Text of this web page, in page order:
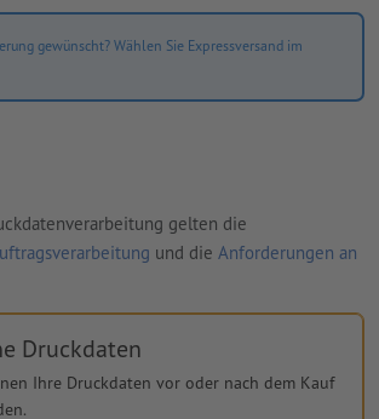
gewünscht? Wählen Sie Expressversand im
gelten die
und die Anforderungen an
Druckdaten
Ihre Druckdaten vor oder nach dem Kauf